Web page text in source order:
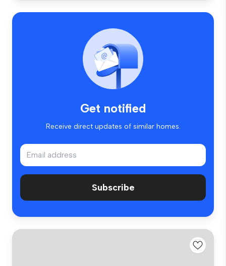
Get notified
Receive direct updates of similar homes.
Subscribe